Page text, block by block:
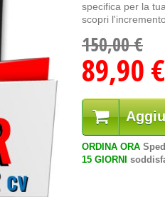
specifica per la
scopri
150,00 €
89,90 €
ORDINA ORA
15 GIORNI